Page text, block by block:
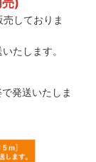
しておりま
たします。
発送いたしま